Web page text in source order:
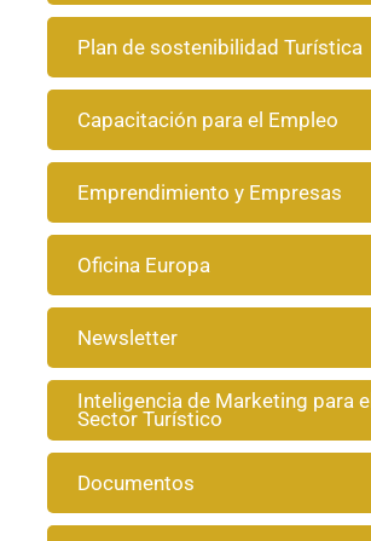
Plan de sostenibilidad Turística
Capacitación para el Empleo
Emprendimiento y Empresas
Oficina Europa
Newsletter
Inteligencia de Marketing para el
Sector Turístico
Documentos